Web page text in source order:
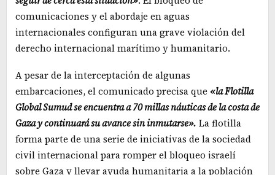
comunicaciones y el abordaje en aguas
internacionales configuran una grave violación del
derecho internacional marítimo y humanitario.
A pesar de la interceptación de algunas
embarcaciones, el comunicado precisa que «la Flotilla
Global Sumud se encuentra a 70 millas náuticas de la costa de
Gaza y continuará su avance sin inmutarse». La flotilla
forma parte de una serie de iniciativas de la sociedad
civil internacional para romper el bloqueo israelí
sobre Gaza y llevar ayuda humanitaria a la población